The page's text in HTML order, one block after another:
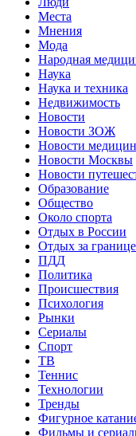
Места
Мнения
Мода
Народная
Наука
Наука и техника
Недвижимость
Новости
Новости ЗОЖ
Новости
Новости Москвы
Новости
Образование
Общество
Около спорта
Отдых в России
Отдых за
ПДД
Политика
Происшествия
Психология
Рынки
Сериалы
Спорт
ТВ
Теннис
Технологии
Тренды
Фигурное
Фильмы и